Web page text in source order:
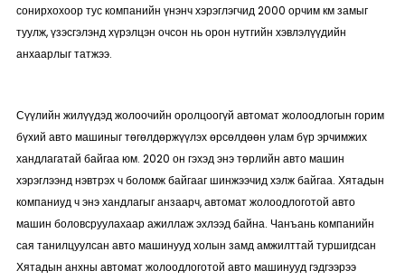
сонирхохоор тус компанийн үнэнч хэрэглэгчид 2000 орчим км замыг
туулж, үзэсгэлэнд хүрэлцэн очсон нь орон нутгийн хэвлэлүүдийн
анхаарлыг татжээ.
Сүүлийн жилүүдэд жолоочийн оролцоогүй автомат жолоодлогын горим
бүхий авто машиныг төгөлдөржүүлэх өрсөлдөөн улам бүр эрчимжих
хандлагатай байгаа юм. 2020 он гэхэд энэ төрлийн авто машин
хэрэглээнд нэвтрэх ч боломж байгааг шинжээчид хэлж байгаа. Хятадын
компаниуд ч энэ хандлагыг анзаарч, автомат жолоодлоготой авто
машин боловсруулахаар ажиллаж эхлээд байна. Чанъань компанийн
сая танилцуулсан авто машинууд холын замд амжилттай туршигдсан
Хятадын анхны автомат жолоодлоготой авто машинууд гэдгээрээ